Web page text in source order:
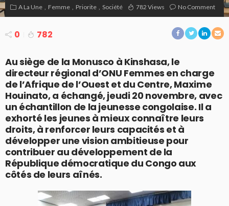
A La Une Femme Priorite Société 782 Views No Comment
0 782
Au siège de la Monusco à Kinshasa, le
directeur régional d’ONU Femmes en charge
de l’Afrique de l’Ouest et du Centre, Maxime
Houinato, a échangé, jeudi 20 novembre, avec
un échantillon de la jeunesse congolaise. Il a
exhorté les jeunes à mieux connaître leurs
droits, à renforcer leurs capacités et à
développer une vision ambitieuse pour
contribuer au développement de la
République démocratique du Congo aux
côtés de leurs aînés.